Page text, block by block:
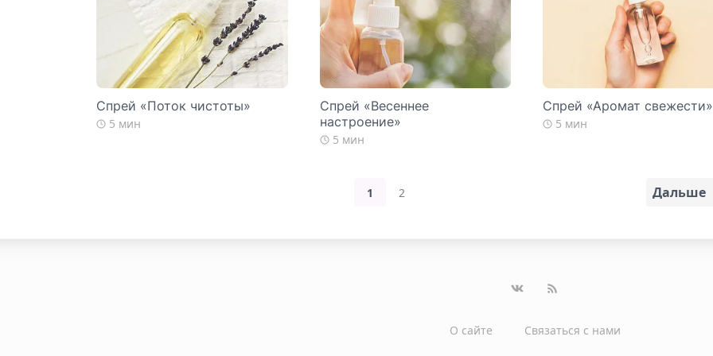
Спрей «Поток чистоты»
5 мин
Спрей «Весеннее
настроение»
5 мин
Спрей «Аромат свежести»
5 мин
1 2 Дальше
О сайте Связаться с нами